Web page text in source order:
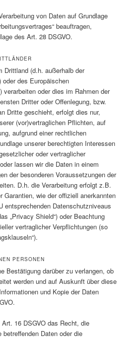
von Daten auf Grundlage
beauftragen,
des Art. 28 DSGVO.
Drittland (d.h. außerhalb der
oder des Europäischen
verarbeiten oder dies im Rahmen der
Dritter oder Offenlegung, bzw.
Dritte geschieht, erfolgt dies nur,
(vor)vertraglichen Pflichten, auf
aufgrund einer rechtlichen
unserer berechtigten Interessen
oder vertraglicher
lassen wir die Daten in einem
der besonderen Voraussetzungen der
D.h. die Verarbeitung erfolgt z.B.
Garantien, wie der offiziell anerkannten
entsprechenden Datenschutzniveaus
„Privacy Shield“) oder Beachtung
vertraglicher Verpflichtungen (so
PERSONEN
Bestätigung darüber zu verlangen, ob
werden und auf Auskunft über diese
und Kopie der Daten
16 DSGVO das Recht, die
Daten oder die